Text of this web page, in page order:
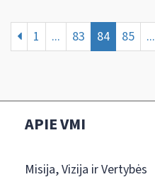
1 ... 83 84 85 ...
APIE VMI
Misija, Vizija ir Vertybės